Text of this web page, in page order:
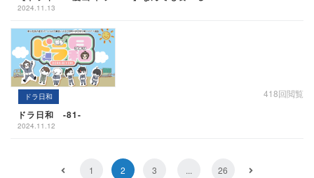
2024.11.13
ドラ日和 418回閲覧
ドラ日和 -81-
2024.11.12
1 2 3 ... 26